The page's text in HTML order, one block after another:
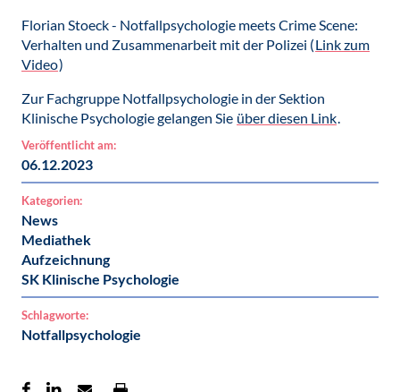
Florian Stoeck - Notfallpsychologie meets Crime Scene:
Verhalten und Zusammenarbeit mit der Polizei (Link zum
Video)
Zur Fachgruppe Notfallpsychologie in der Sektion
Klinische Psychologie gelangen Sie über diesen Link.
Veröffentlicht am:
06.12.2023
Kategorien:
News
Mediathek
Aufzeichnung
SK Klinische Psychologie
Schlagworte:
Notfallpsychologie